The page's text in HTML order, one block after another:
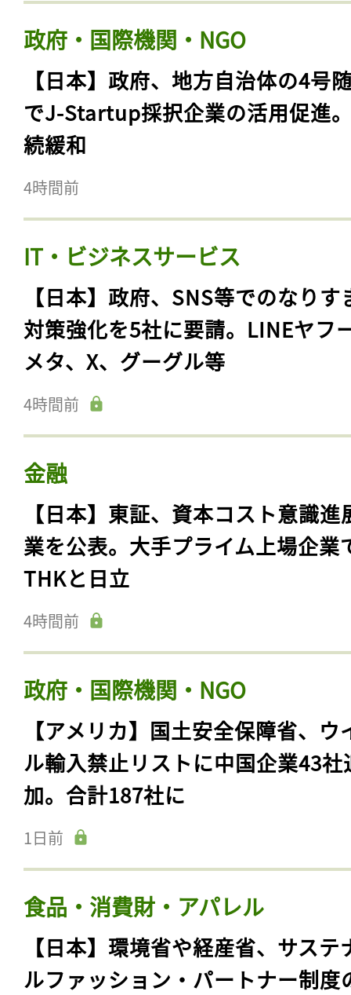
政府・国際機関・NGO
【日本】政府、地方自治体の4号
でJ-Startup採択企業の活用促進
続緩和
4時間前
IT・ビジネスサービス
【日本】政府、SNS等でのなりす
対策強化を5社に要請。LINEヤフ
メタ、X、グーグル等
4時間前
金融
【日本】東証、資本コスト意識進
業を公表。大手プライム上場企業
THKと日立
4時間前
政府・国際機関・NGO
【アメリカ】国土安全保障省、ウ
ル輸入禁止リストに中国企業43社
加。合計187社に
1日前
食品・消費財・アパレル
【日本】環境省や経産省、サステ
ルファッション・パートナー制度